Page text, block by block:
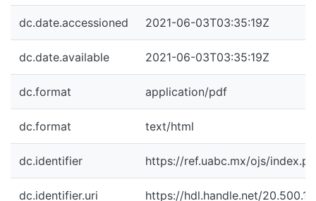
dc.date.accessioned 2021-06-03T03:35:19Z
dc.date.available 2021-06-03T03:35:19Z
dc.format application/pdf
dc.format text/html
dc.identifier https://ref.uabc.mx/ojs/
dc.identifier.uri https://hdl.handle.net/